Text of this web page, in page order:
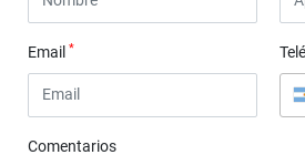
Email*
Comentarios